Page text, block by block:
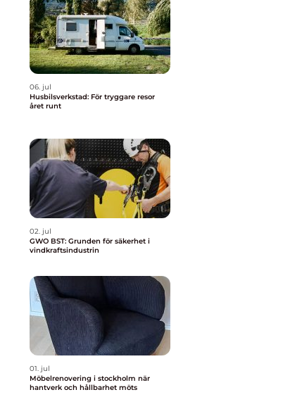
06. jul
Husbilsverkstad: För tryggare resor
året runt
02. jul
GWO BST: Grunden för säkerhet i
vindkraftsindustrin
01. jul
Möbelrenovering i stockholm när
hantverk och hållbarhet möts